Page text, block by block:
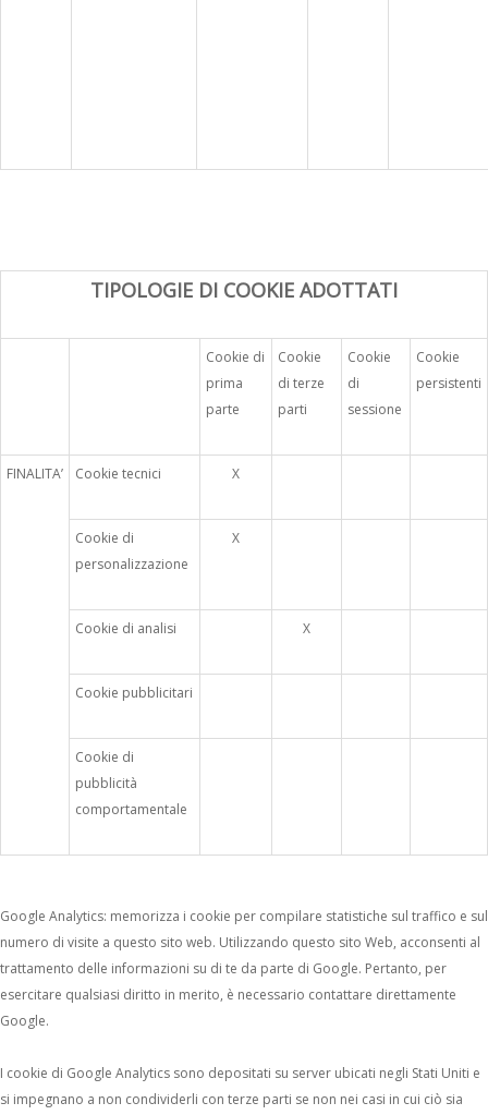
TIPOLOGIE DI COOKIE ADOTTATI
Cookie di
prima
parte
Cookie
di terze
parti
Cookie
di
sessione
Cookie
persistenti
FINALITA’ Cookie tecnici X
Cookie di
personalizzazione
X
Cookie di analisi X
Cookie pubblicitari
Cookie di
pubblicità
comportamentale
Google Analytics: memorizza i cookie per compilare statistiche sul traffico e sul
numero di visite a questo sito web. Utilizzando questo sito Web, acconsenti al
trattamento delle informazioni su di te da parte di Google. Pertanto, per
esercitare qualsiasi diritto in merito, è necessario contattare direttamente
Google.
I cookie di Google Analytics sono depositati su server ubicati negli Stati Uniti e
si impegnano a non condividerli con terze parti se non nei casi in cui ciò sia